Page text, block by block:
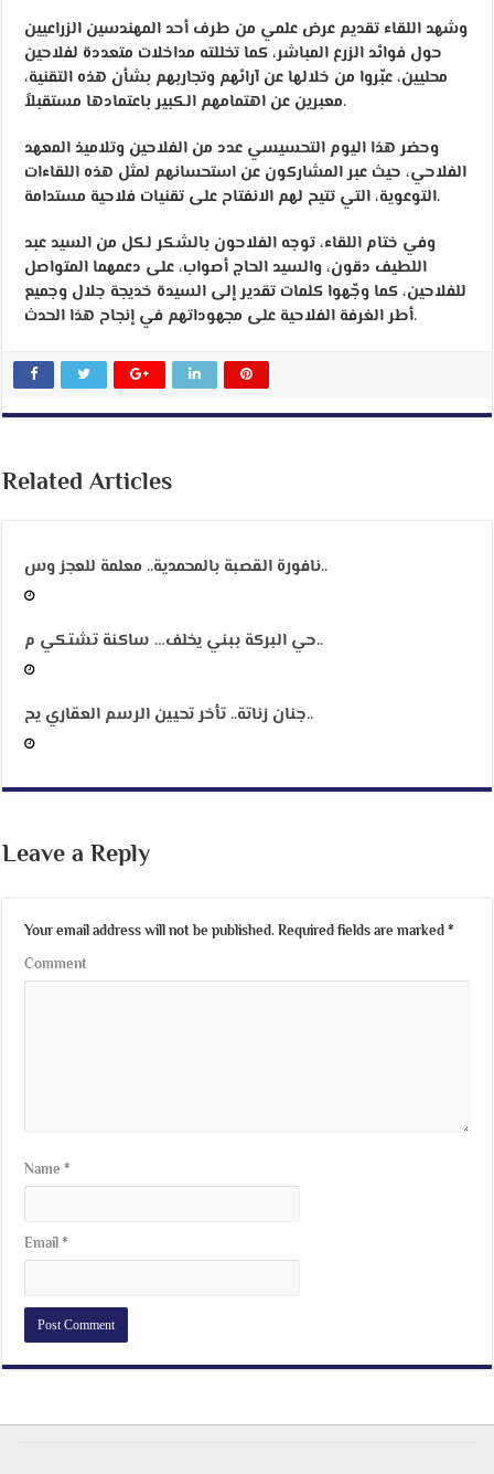
وشهد اللقاء تقديم عرض علمي من طرف أحد المهندسين الزراعيين
حول فوائد الزرع المباشر، كما تخللته مداخلات متعددة لفلاحين
محليين، عبّروا من خلالها عن آرائهم وتجاربهم بشأن هذه التقنية،
معبرين عن اهتمامهم الكبير باعتمادها مستقبلاً.
وحضر هذا اليوم التحسيسي عدد من الفلاحين وتلاميذ المعهد
الفلاحي، حيث عبر المشاركون عن استحسانهم لمثل هذه اللقاءات
التوعوية، التي تتيح لهم الانفتاح على تقنيات فلاحية مستدامة.
وفي ختام اللقاء، توجه الفلاحون بالشكر لكل من السيد عبد
اللطيف دقون، والسيد الحاج أصواب، على دعمهما المتواصل
للفلاحين، كما وجّهوا كلمات تقدير إلى السيدة خديجة جلال وجميع
أطر الغرفة الفلاحية على مجهوداتهم في إنجاح هذا الحدث.
Related Articles
نافورة القصبة بالمحمدية.. معلمة للعجز وس..
حي البركة ببني يخلف… ساكنة تشتكي م..
جنان زناتة.. تأخر تحيين الرسم العقاري يح..
Leave a Reply
Your email address will not be published. Required fields are marked*
Comment
Name*
Email*